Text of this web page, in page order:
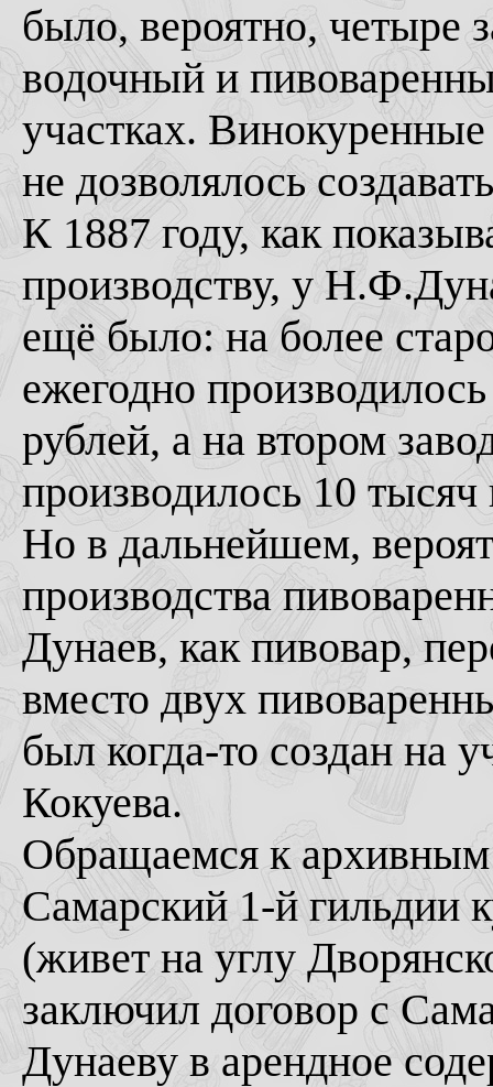
было, вероятно, четыре
водочный и
участках.
не дозволялось
К 1887 году, как
производству, у
ещё было: на более
ежегодно
рублей, а на втором
производилось 10
Но в дальнейшем,
производства
Дунаев, как пивовар,
вместо двух
был когда-то создан на
Кокуева.
Обращаемся к
Самарский 1-й гильдии
(живет на углу
заключил договор с
Дунаеву в арендное